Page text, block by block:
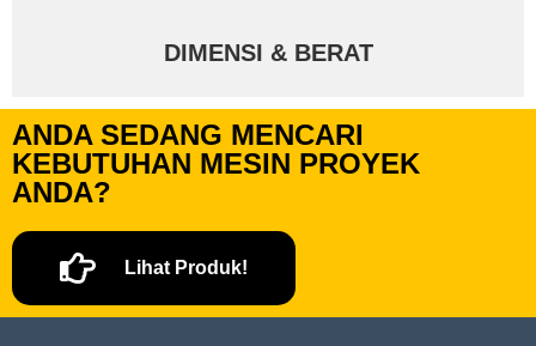
DIMENSI & BERAT
ANDA SEDANG MENCARI
KEBUTUHAN MESIN PROYEK
ANDA?
Lihat Produk!